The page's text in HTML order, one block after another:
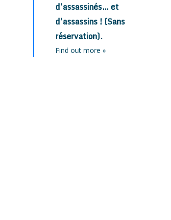
d’assassinés… et
d’assassins ! (Sans
réservation).
Find out more »